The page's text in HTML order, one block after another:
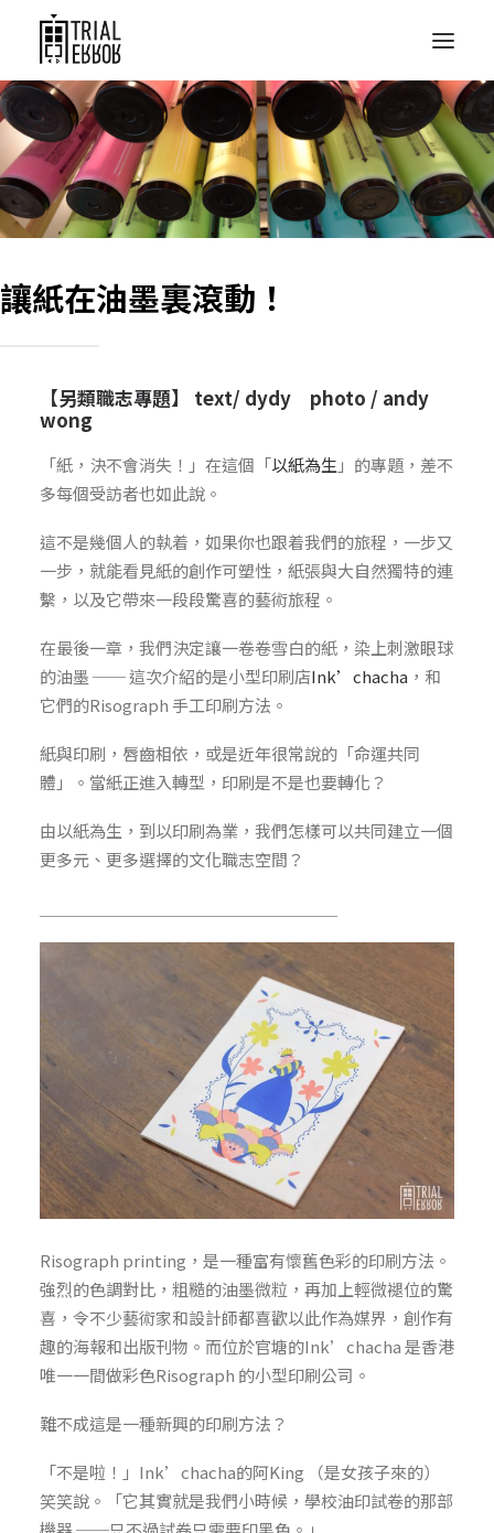
讓紙在油墨裏滾動！
【另類職志專題】 text/ dydy photo / andy
wong
「紙，決不會消失！」在這個「以紙為生 」的專題，差不
多每個受訪者也如此說。
這不是幾個人的執着，如果你也跟着我們的旅程，一步又
一步，就能看見紙的創作可塑性，紙張與大自然獨特的連
繫，以及它帶來一段段驚喜的藝術旅程。
在最後一章，我們決定讓一卷卷雪白的紙，染上刺激眼球
的油墨 ── 這次介紹的是小型印刷店Ink’chacha ，和
它們的Risograph 手工印刷方法。
紙與印刷，唇齒相依，或是近年很常說的「命運共同
體」。當紙正進入轉型，印刷是不是也要轉化？
由以紙為生，到以印刷為業，我們怎樣可以共同建立一個
更多元、更多選擇的文化職志空間？
Risograph printing，是一種富有懷舊色彩的印刷方法。
強烈的色調對比，粗糙的油墨微粒，再加上輕微褪位的驚
喜，令不少藝術家和設計師都喜歡以此作為媒界，創作有
趣的海報和出版刊物。而位於官塘的Ink’chacha 是香港
唯一一間做彩色Risograph 的小型印刷公司。
難不成這是一種新興的印刷方法？
「不是啦！」Ink’chacha的阿King （是女孩子來的）
笑笑說。「它其實就是我們小時候，學校油印試卷的那部